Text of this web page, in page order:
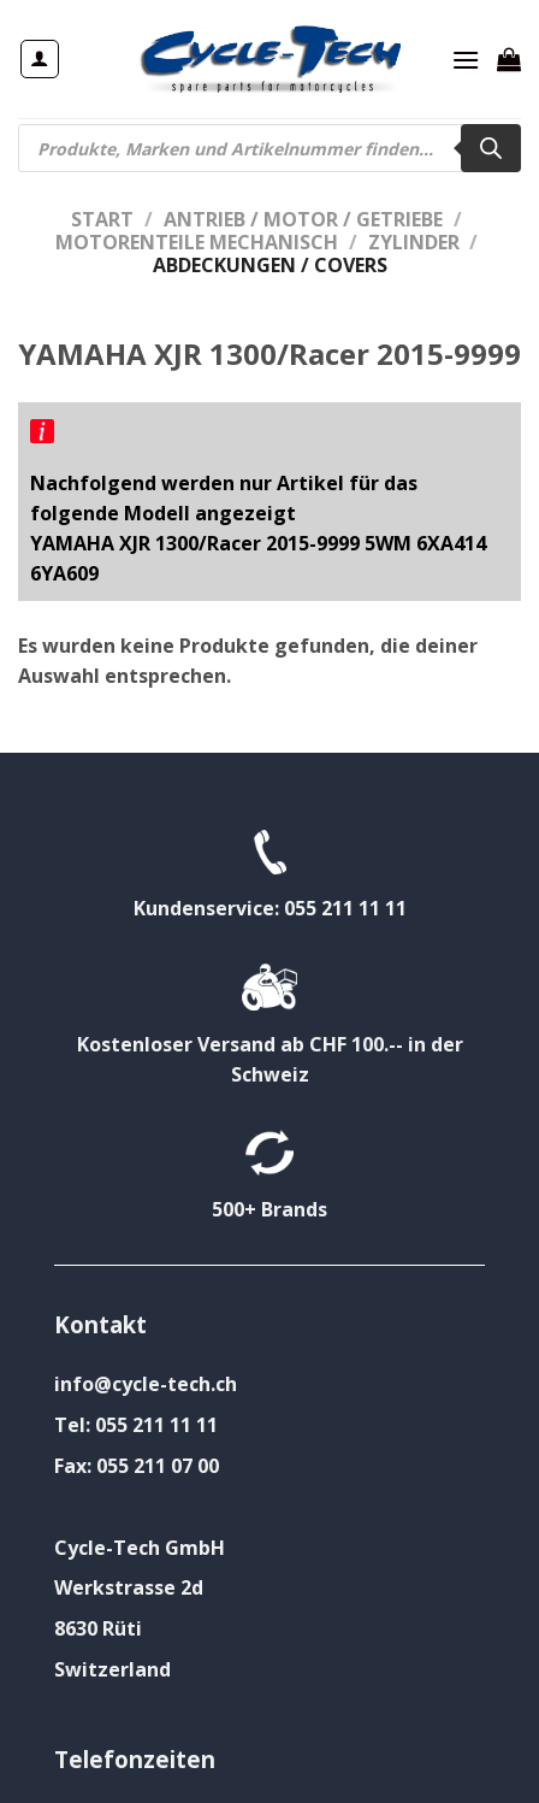
Inhalt
springen
Products
search
START / ANTRIEB / MOTOR / GETRIEBE /
MOTORENTEILE MECHANISCH / ZYLINDER /
ABDECKUNGEN / COVERS
YAMAHA XJR 1300/Racer 2015-9999
Nachfolgend werden nur Artikel für das
folgende Modell angezeigt
YAMAHA XJR 1300/Racer 2015-9999 5WM 6XA414
6YA609
Es wurden keine Produkte gefunden, die deiner
Auswahl entsprechen.
Kundenservice: 055 211 11 11
Kostenloser Versand ab CHF 100.-- in der
Schweiz
500+ Brands
Kontakt
info@cycle-tech.ch
Tel: 055 211 11 11
Fax: 055 211 07 00
Cycle-Tech GmbH
Werkstrasse 2d
8630 Rüti
Switzerland
Telefonzeiten